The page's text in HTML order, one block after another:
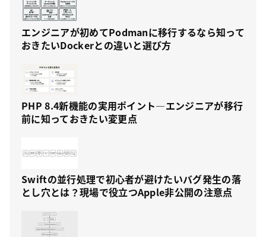
エンジニアが初めてPodmanに移行するなら知って
おきたいDockerとの違いと選び方
PHP 8.4新機能の実用ポイント—エンジニアが移行
前に知っておきたい変更点
Swiftの並行処理で初心者が避けたいバグ発生の落
とし穴とは？現場で役立つApple非公開の注意点